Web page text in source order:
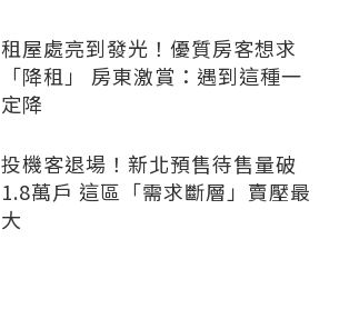
租屋處亮到發光！優質房客想求
「降租」 房東激賞：遇到這種一
定降
投機客退場！新北預售待售量破
1.8萬戶 這區「需求斷層」賣壓最
大